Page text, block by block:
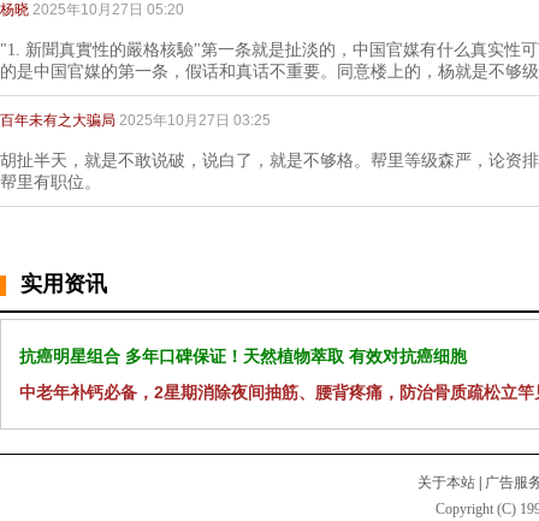
杨晓 2025年10月27日 05:20
"1. 新聞真實性的嚴格核驗"第一条就是扯淡的，中国官媒有什么真实性
的是中国官媒的第一条，假话和真话不重要。同意楼上的，杨就是不够
百年未有之大骗局 2025年10月27日 03:25
胡扯半天，就是不敢说破，说白了，就是不够格。帮里等级森严，论资
帮里有职位。
实用资讯
抗癌明星组合 多年口碑保证！天然植物萃取 有效对抗癌细胞
中老年补钙必备，2星期消除夜间抽筋、腰背疼痛，防治骨质疏松立竿
关于本站
广告服
Copyright (C)